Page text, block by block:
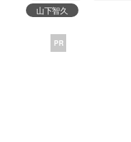
山下智久
PR